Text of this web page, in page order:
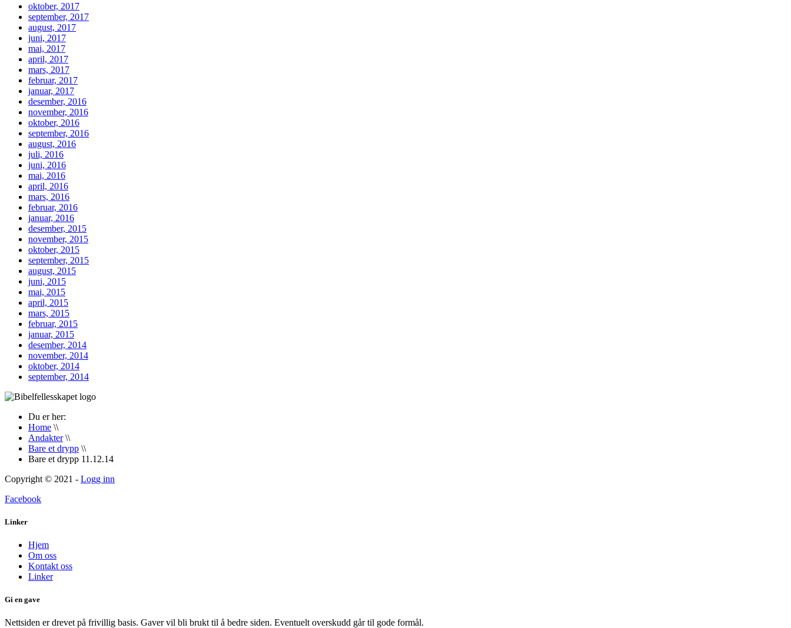
oktober, 2017
september, 2017
august, 2017
juni, 2017
mai, 2017
april, 2017
mars, 2017
februar, 2017
januar, 2017
desember, 2016
november, 2016
oktober, 2016
september, 2016
august, 2016
juli, 2016
juni, 2016
mai, 2016
april, 2016
mars, 2016
februar, 2016
januar, 2016
desember, 2015
november, 2015
oktober, 2015
september, 2015
august, 2015
juni, 2015
mai, 2015
april, 2015
mars, 2015
februar, 2015
januar, 2015
desember, 2014
november, 2014
oktober, 2014
september, 2014
Du er her:
Home \\
Andakter \\
Bare et drypp \\
Bare et drypp 11.12.14
Copyright © 2021 - Logg inn
Facebook
Linker
Hjem
Om oss
Kontakt oss
Linker
Gi en gave
Nettsiden er drevet på frivillig basis. Gaver vil bli brukt til å bedre siden. Eventuelt overskudd går til gode formål.